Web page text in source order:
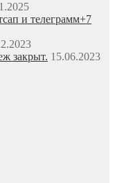
и телеграмм+7
закрыт. 15.06.2023